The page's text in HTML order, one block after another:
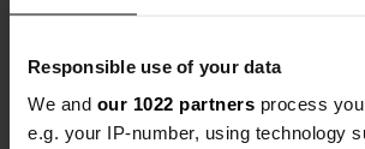
Responsible use of your data
We and our 1022 partners process
e.g. your IP-number, using technology